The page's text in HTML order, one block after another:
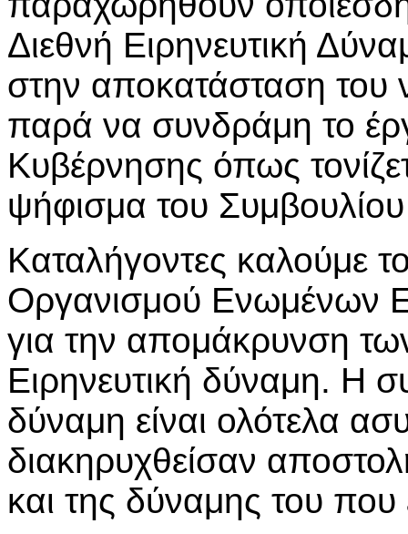
Διεθνή Ειρηνευτική
στην αποκατάσταση του
παρά να συνδράμη το
Κυβέρνησης όπως
ψήφισμα του
Καταλήγοντες καλούμε
Οργανισμού Ενωμένων
για την απομάκρυνση
Ειρηνευτική δύναμη. Η
δύναμη είναι ολότελα
διακηρυχθείσαν
και της δύναμης του